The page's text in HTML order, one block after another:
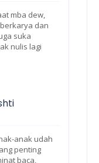
mba dew,
dan
suka
nulis lagi
anak udah
penting
baca,